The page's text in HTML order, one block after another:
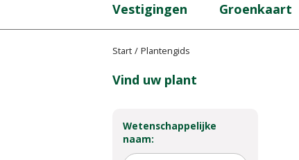
Start Plantengids
Vestigingen Groenkaart
Vind uw plant
Wetenschappelijke
naam: